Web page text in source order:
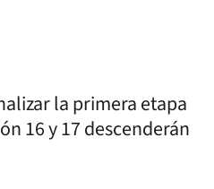
la primera etapa
16 y 17 descenderán